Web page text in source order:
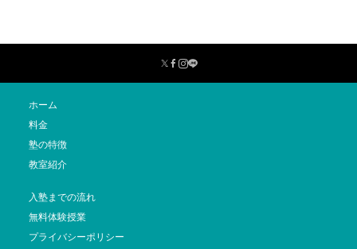
ー
ホーム
料金
塾の特徴
教室紹介
入塾までの流れ
無料体験授業
プライバシーポリシー